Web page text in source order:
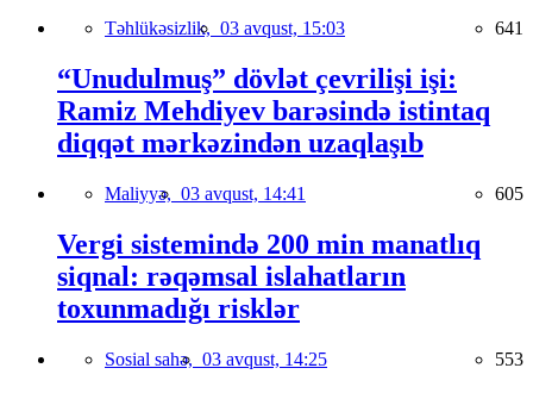
Təhlükəsizlik, 03 avqust, 15:03 641
“Unudulmuş” dövlət çevrilişi işi:
Ramiz Mehdiyev barəsində istintaq
diqqət mərkəzindən uzaqlaşıb
Maliyyə, 03 avqust, 14:41 605
Vergi sistemində 200 min manatlıq
siqnal: rəqəmsal islahatların
toxunmadığı risklər
Sosial sahə, 03 avqust, 14:25 553